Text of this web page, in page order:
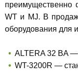
преимущественно
WT и MJ. В
оборудования для
ALTERA 32 BA —
WT-3200R —